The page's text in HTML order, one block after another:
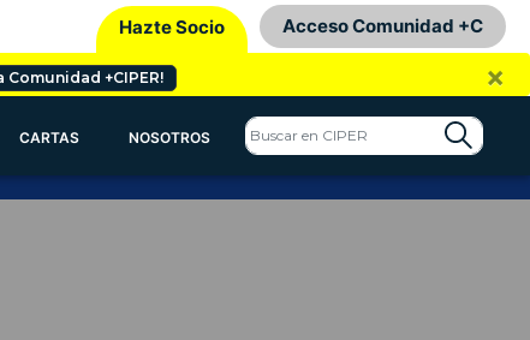
Hazte Socio Acceso Comunidad +C
Comunidad +CIPER! ×
CARTAS NOSOTROS